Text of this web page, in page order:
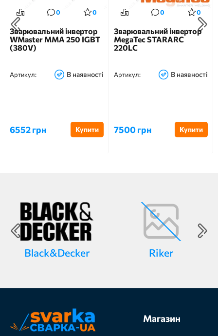
0 0
Зварювальний інвертор
WMaster MMA 250 IGBT
(380V)
Артикул: В наявності
6552 грн Купити
0 0
Зварювальний інвертор
MegaTec STARARC
220LС
Артикул: В наявності
7500 грн Купити
Black&Decker Riker
Магазин